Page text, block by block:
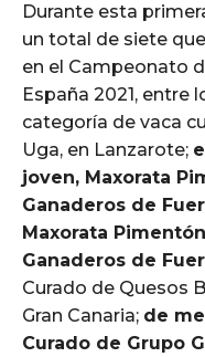
Durante esta
un total de siete
en el Campeonato
España 2021, entre
categoría de vaca
Uga, en Lanzarote;
joven, Maxorata
Ganaderos de
Maxorata
Ganaderos de
Curado de Quesos
Gran Canaria; de
Curado de Grupo